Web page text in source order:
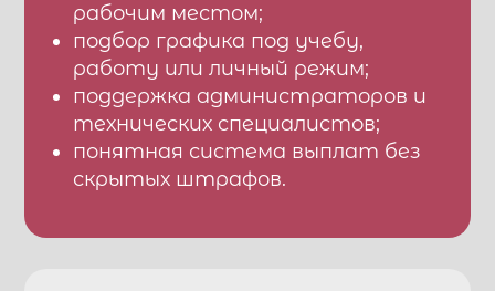
рабочим местом;
подбор графика под учебу,
работу или личный режим;
поддержка администраторов и
технических специалистов;
понятная система выплат без
скрытых штрафов.